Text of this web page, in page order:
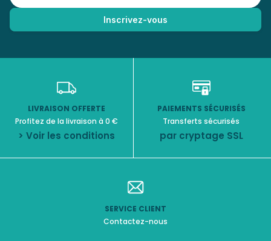
LIVRAISON OFFERTE
Profitez de la livraison à 0 €
> Voir les conditions
PAIEMENTS SÉCURISÉS
Transferts sécurisés
par cryptage SSL
SERVICE CLIENT
Contactez-nous